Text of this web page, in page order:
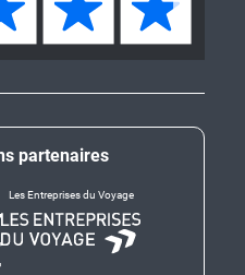
partenaires
Les Entreprises du Voyage